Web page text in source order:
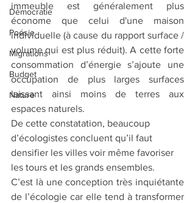
Démocratie
Poésie
Migrations
Budget
Nature
immeuble est généralement plus
économe que celui d'une maison
individuelle (à cause du rapport surface /
volume qui est plus réduit). A cette forte
consommation d’énergie s’ajoute une
occupation de plus larges surfaces
laissant ainsi moins de terres aux
espaces naturels.
De cette constatation, beaucoup
d’écologistes concluent qu’il faut
densifier les villes voir même favoriser
les tours et les grands ensembles.
C’est là une conception très inquiétante
de l’écologie car elle tend à transformer